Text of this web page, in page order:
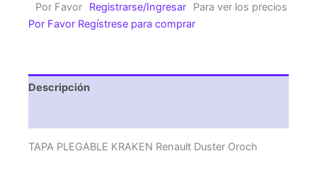
Duster
Oroch
Por Favor Registrarse/Ingresar
Para ver los precios
Por Favor Regístrese para comprar
Descripción
TAPA PLEGABLE KRAKEN Renault Duster Oroch